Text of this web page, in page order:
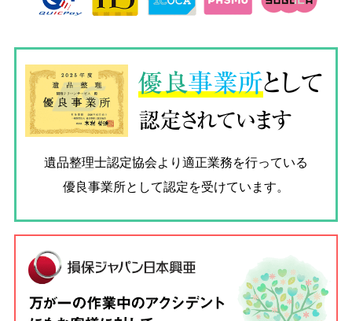
優良事業所として
認定されています
遺品整理士認定協会より適正業務を行っている
優良事業所として認定を受けています。